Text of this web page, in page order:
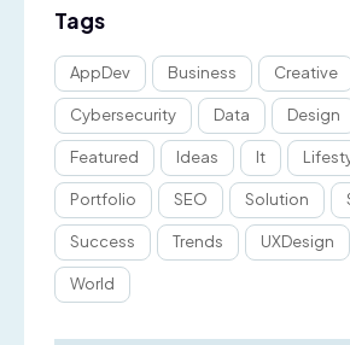
Tags
AppDev Business Creative
Cybersecurity Data Design
Featured Ideas It
Portfolio SEO Solution
Success Trends UXDesign
World